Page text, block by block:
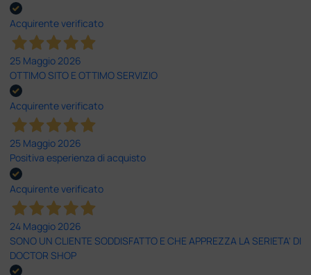
Acquirente verificato
25 Maggio 2026
OTTIMO SITO E OTTIMO SERVIZIO
Acquirente verificato
25 Maggio 2026
Positiva esperienza di acquisto
Acquirente verificato
24 Maggio 2026
SONO UN CLIENTE SODDISFATTO E CHE APPREZZA LA SERIETA' DI
DOCTOR SHOP